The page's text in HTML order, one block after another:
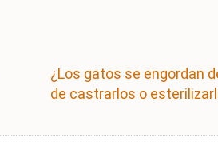
¿Los gatos se engordan
de castrarlos o